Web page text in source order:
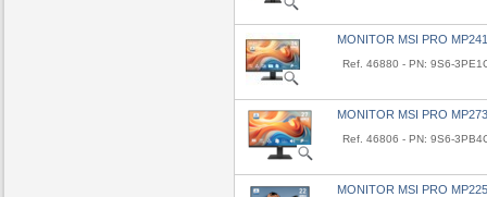
MONITOR MSI PRO
Ref. 46880 - PN: 9S6-
MONITOR MSI PRO
Ref. 46806 - PN: 9S6-
MONITOR MSI PRO